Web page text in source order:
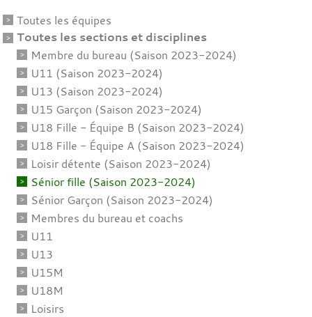
Toutes les équipes
Toutes les sections et disciplines
Membre du bureau (Saison 2023-2024)
U11 (Saison 2023-2024)
U13 (Saison 2023-2024)
U15 Garçon (Saison 2023-2024)
U18 Fille - Équipe B (Saison 2023-2024)
U18 Fille - Équipe A (Saison 2023-2024)
Loisir détente (Saison 2023-2024)
Sénior fille (Saison 2023-2024)
Sénior Garçon (Saison 2023-2024)
Membres du bureau et coachs
U11
U13
U15M
U18M
Loisirs